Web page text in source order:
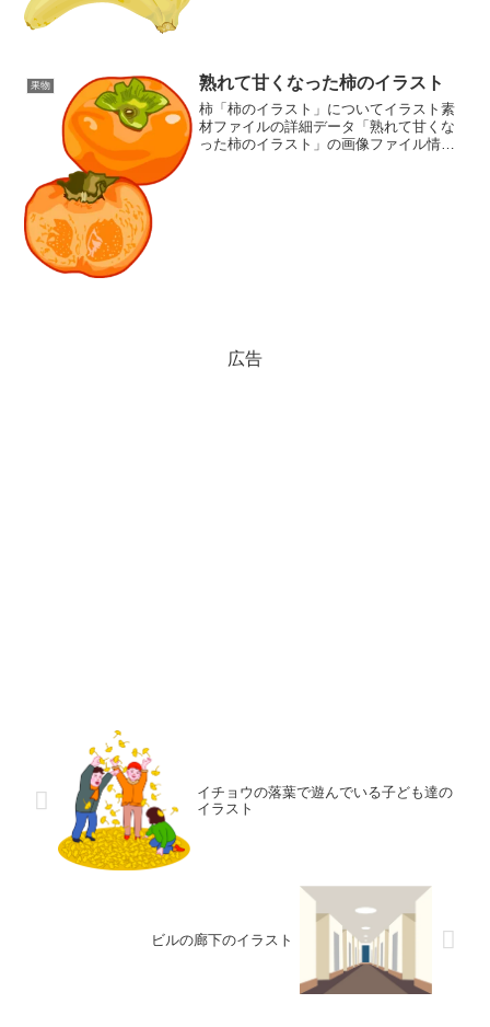
果物 熟れて甘くなった柿のイラスト
柿「柿のイラスト」についてイラスト素
材ファイルの詳細データ「熟れて甘くな
った柿のイラスト」の画像ファイル情報
広告
イチョウの落葉で遊んでいる子ども達の
イラスト
ビルの廊下のイラスト